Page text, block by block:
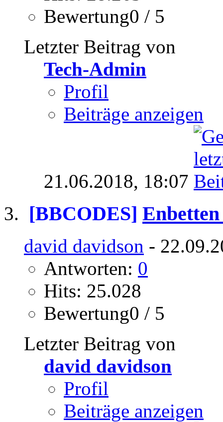
Bewertung0 / 5
Letzter Beitrag von
Tech-Admin
Profil
Beiträge anzeigen
21.06.2018, 18:07
[BBCODES]
david davidson -
Antworten: 0
Hits: 25.028
Bewertung0 / 5
Letzter Beitrag von
david davidson
Profil
Beiträge anzeigen